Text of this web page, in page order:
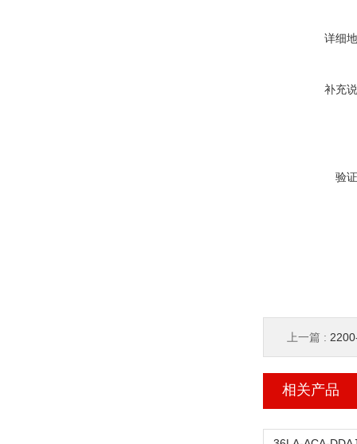
详细
补充
验
上一篇 :
相关产品